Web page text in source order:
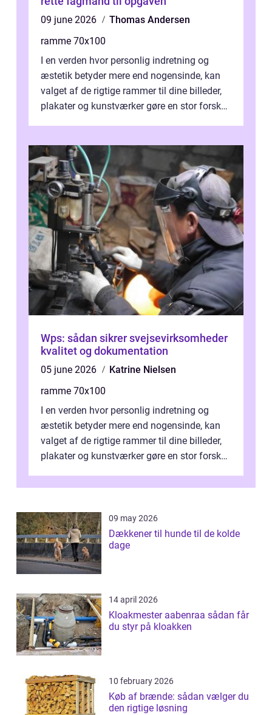
09 june 2026
Thomas Andersen
ramme 70x100
I en verden hvor personlig indretning og
æstetik betyder mere end nogensinde, kan
valget af de rigtige rammer til dine billeder,
plakater og kunstværker gøre en stor forskel.
Wps: sådan sikrer svejsevirksomheder
kvalitet og dokumentation
05 june 2026
Katrine Nielsen
ramme 70x100
I en verden hvor personlig indretning og
æstetik betyder mere end nogensinde, kan
valget af de rigtige rammer til dine billeder,
plakater og kunstværker gøre en stor forskel.
09 may 2026
Dækkener til hunde til de kolde
dage
14 april 2026
Kloakmester aabenraa sådan får
du styr på kloakken
10 february 2026
Køb af brænde: sådan vælger du
den rigtige løsning